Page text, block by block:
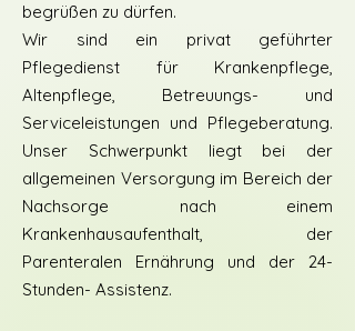
begrüßen zu dürfen.
Wir sind ein privat geführter
Pflegedienst für Krankenpflege,
Altenpflege, Betreuungs- und
Serviceleistungen und Pflegeberatung.
Unser Schwerpunkt liegt bei der
allgemeinen Versorgung im Bereich der
Nachsorge nach einem
Krankenhausaufenthalt, der
Parenteralen Ernährung und der 24-
Stunden- Assistenz.